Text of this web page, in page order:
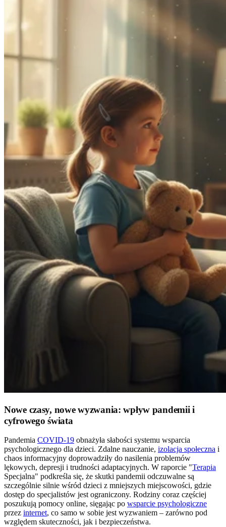
Nowe czasy, nowe wyzwania: wpływ pandemii i
cyfrowego świata
Pandemia COVID-19 obnażyła słabości systemu wsparcia
psychologicznego dla dzieci. Zdalne nauczanie, izolacja społeczna i
chaos informacyjny doprowadziły do nasilenia problemów
lękowych, depresji i trudności adaptacyjnych. W raporcie "Terapia
Specjalna" podkreśla się, że skutki pandemii odczuwalne są
szczególnie silnie wśród dzieci z mniejszych miejscowości, gdzie
dostęp do specjalistów jest ograniczony. Rodziny coraz częściej
poszukują pomocy online, sięgając po wsparcie psychologiczne
przez internet, co samo w sobie jest wyzwaniem – zarówno pod
względem skuteczności, jak i bezpieczeństwa.